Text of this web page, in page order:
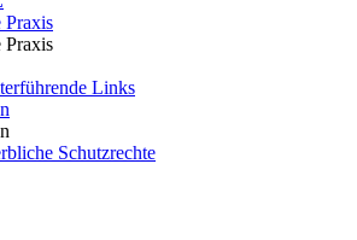
Praxis
Praxis
Links
Schutzrechte